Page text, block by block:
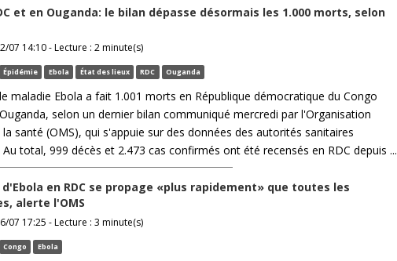
et en Ouganda: le bilan dépasse désormais les 1.000 morts, selon
07 14:10 - Lecture : 2 minute(s)
Épidémie Ebola État des lieux RDC Ouganda
maladie Ebola a fait 1.001 morts en République démocratique du Congo
selon un dernier bilan communiqué mercredi par l'Organisation
santé (OMS), qui s'appuie sur des données des autorités sanitaires
total, 999 décès et 2.473 cas confirmés ont été recensés en RDC depuis ...
en RDC se propage «plus rapidement» que toutes les
alerte l'OMS
07 17:25 - Lecture : 3 minute(s)
Congo Ebola